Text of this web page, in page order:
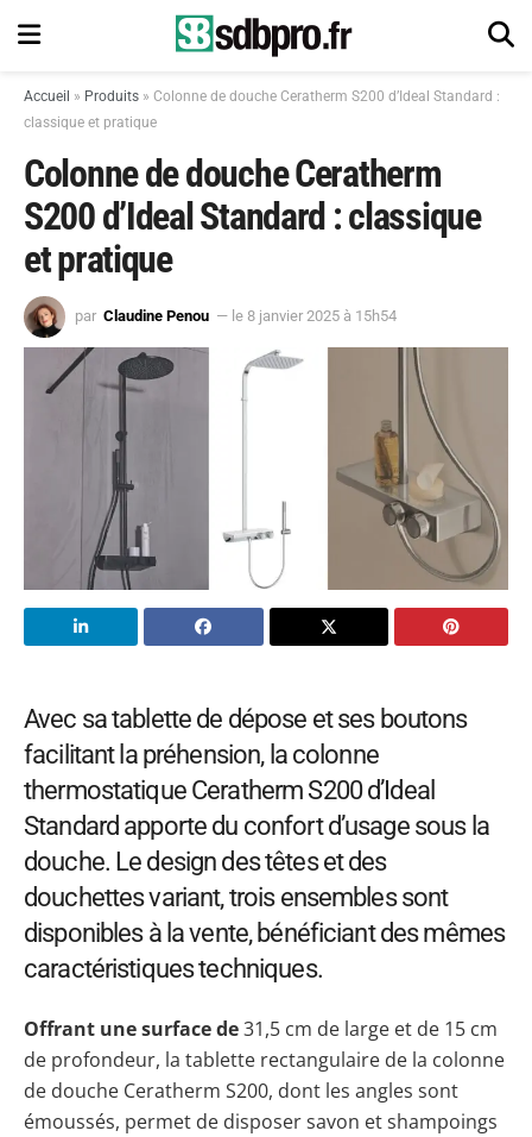
Accueil » Produits » Colonne de douche Ceratherm S200 d’Ideal Standard :
classique et pratique
Colonne de douche Ceratherm
S200 d’Ideal Standard : classique
et pratique
par Claudine Penou — le 8 janvier 2025 à 15h54
Avec sa tablette de dépose et ses boutons
facilitant la préhension, la colonne
thermostatique Ceratherm S200 d’Ideal
Standard apporte du confort d’usage sous la
douche. Le design des têtes et des
douchettes variant, trois ensembles sont
disponibles à la vente, bénéficiant des mêmes
caractéristiques techniques.
Offrant une surface de31,5 cm de large et de 15 cm
de profondeur, la tablette rectangulaire de la colonne
de douche Ceratherm S200, dont les angles sont
émoussés, permet de disposer savon et shampoings